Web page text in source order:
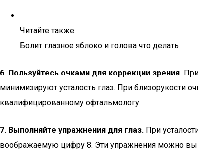
Читайте также:
Болит глазное яблоко и голова что делать
6. Пользуйтесь очками для коррекции зрения.
минимизируют усталость глаз. При близорукости
квалифицированному офтальмологу.
7. Выполняйте упражнения для глаз. При
воображаемую цифру 8. Эти упражнения можно